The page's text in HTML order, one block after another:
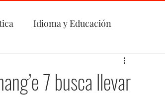
Idioma y Educación
7 busca llevar